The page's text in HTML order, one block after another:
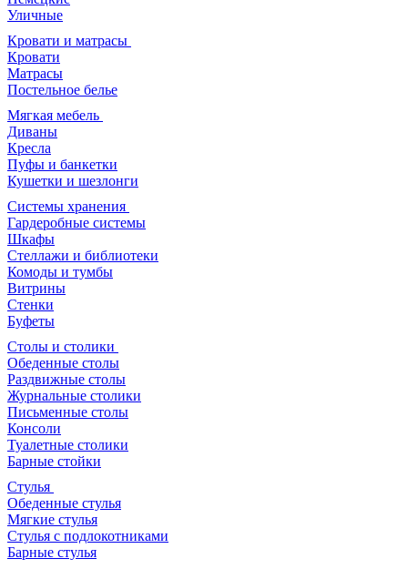
Уличные
Кровати и матрасы
Кровати
Матрасы
Постельное белье
Мягкая мебель
Диваны
Кресла
Пуфы и банкетки
Кушетки и шезлонги
Системы хранения
Гардеробные системы
Шкафы
Стеллажи и библиотеки
Комоды и тумбы
Витрины
Стенки
Буфеты
Столы и столики
Обеденные столы
Раздвижные столы
Журнальные столики
Письменные столы
Консоли
Туалетные столики
Барные стойки
Стулья
Обеденные стулья
Мягкие стулья
Стулья с подлокотниками
Барные стулья